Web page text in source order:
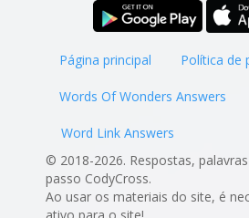
Página principal Política de
Words Of Wonders Answers
Word Link Answers
© 2018-2026. Respostas,
passo CodyCross.
Ao usar os materiais do site, é